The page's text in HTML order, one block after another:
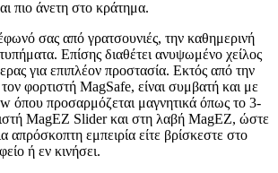
πιο άνετη στο κράτημα.
σας από γρατσουνιές, την καθημερινή
Επίσης διαθέτει ανυψωμένο χείλος
για επιπλέον προστασία. Εκτός από την
φορτιστή MagSafe, είναι συμβατή και με
όπου προσαρμόζεται μαγνητικά όπως το 3-
MagEZ Slider και στη λαβή MagEZ, ώστε
απρόσκοπτη εμπειρία είτε βρίσκεστε στο
ή εν κινήσει.